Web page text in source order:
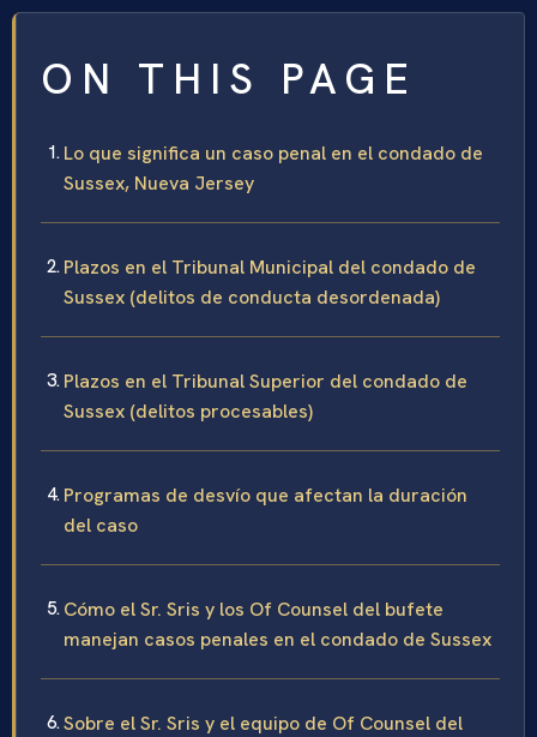
ON THIS PAGE
Lo que significa un caso penal en el condado de
Sussex, Nueva Jersey
Plazos en el Tribunal Municipal del condado de
Sussex (delitos de conducta desordenada)
Plazos en el Tribunal Superior del condado de
Sussex (delitos procesables)
Programas de desvío que afectan la duración
del caso
Cómo el Sr. Sris y los Of Counsel del bufete
manejan casos penales en el condado de Sussex
Sobre el Sr. Sris y el equipo de Of Counsel del